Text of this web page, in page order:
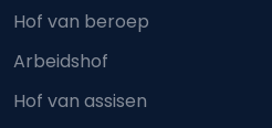
Hof van beroep
Arbeidshof
Hof van assisen